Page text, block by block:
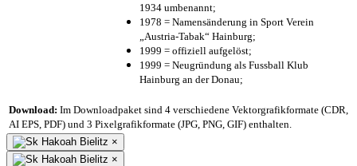
1934 umbenannt;
1978 = Namensänderung in Sport Verein
„Austria-Tabak“ Hainburg;
1999 = offiziell aufgelöst;
1999 = Neugründung als Fussball Klub
Hainburg an der Donau;
Download: Im Downloadpaket sind 4 verschiedene Vektorgrafikformate (CDR,
AI EPS, PDF) und 3 Pixelgrafikformate (JPG, PNG, GIF) enthalten.
×
×